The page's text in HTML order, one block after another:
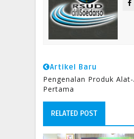
Artikel Baru
Pengenalan Produk
Pertama
RELATED POST